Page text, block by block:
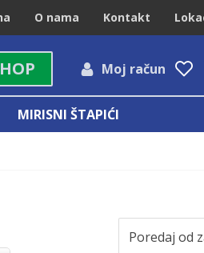
O nama Kontakt
Moj račun
MIRISNI ŠTAPIĆI